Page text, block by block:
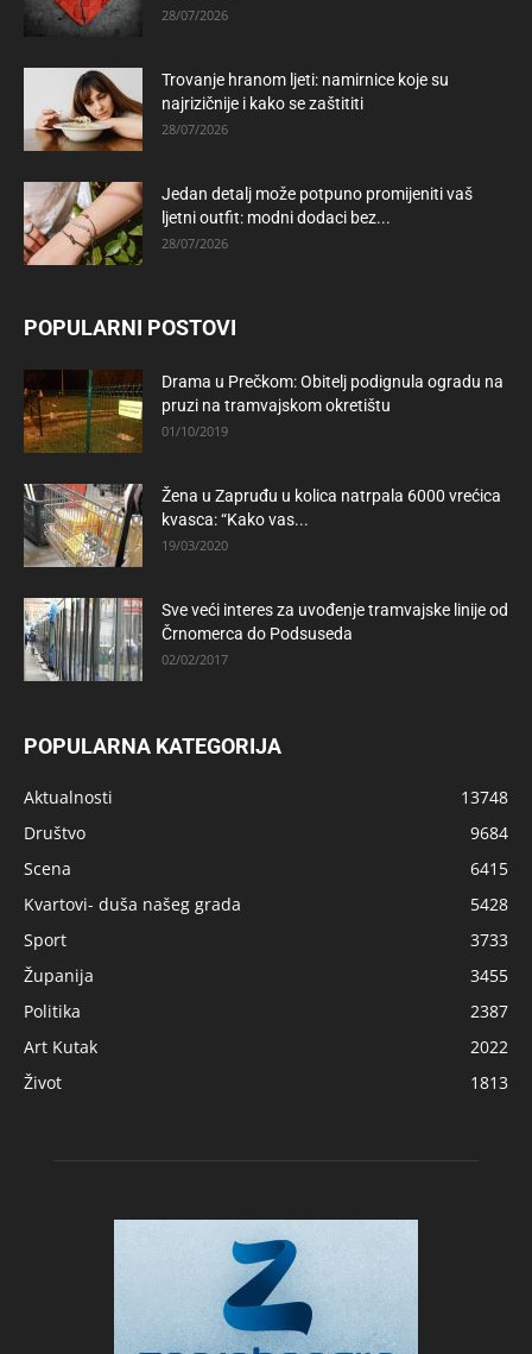
28/07/2026
Trovanje hranom ljeti: namirnice koje su
najrizičnije i kako se zaštititi
28/07/2026
Jedan detalj može potpuno promijeniti vaš
ljetni outfit: modni dodaci bez...
28/07/2026
POPULARNI POSTOVI
Drama u Prečkom: Obitelj podignula ogradu na
pruzi na tramvajskom okretištu
01/10/2019
Žena u Zapruđu u kolica natrpala 6000 vrećica
kvasca: “Kako vas...
19/03/2020
Sve veći interes za uvođenje tramvajske linije od
Črnomerca do Podsuseda
02/02/2017
POPULARNA KATEGORIJA
Aktualnosti
13748
Društvo
9684
Scena
6415
Kvartovi- duša našeg grada
5428
Sport
3733
Županija
3455
Politika
2387
Art Kutak
2022
Život
1813